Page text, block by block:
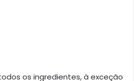
os ingredientes, à exceção